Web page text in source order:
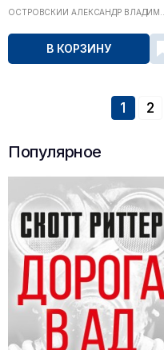
ОСТРОВСКИЙ АЛЕКСАНДР ВЛАДИМ...
В КОРЗИНУ
1 2
Популярное